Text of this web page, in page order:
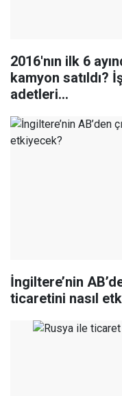
2016'nın ilk 6
kamyon satıldı?
adetleri…
İngiltere’nin
ticaretini nasıl